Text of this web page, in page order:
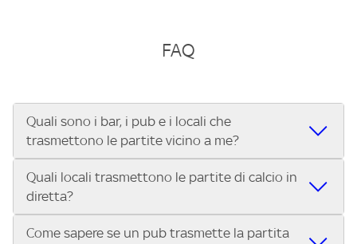
FAQ
Quali sono i bar, i pub e i locali che
trasmettono le partite vicino a me?
Se cerchi un bar, pub, ristorante o locale vicino a te per
vedere le partite di Serie A ENILIVE, la Serie C Sky Wifi, la
UEFA Champions League, la UEFA Europa League, la UEFA
Conference League, il Tennis, la Formula 1®, la MotoGP™ e
Quali locali trasmettono le partite di calcio in
diretta?
Vuoi sapere quali bar, pub o ristoranti mostrano le partite
Come sapere se un pub trasmette la partita